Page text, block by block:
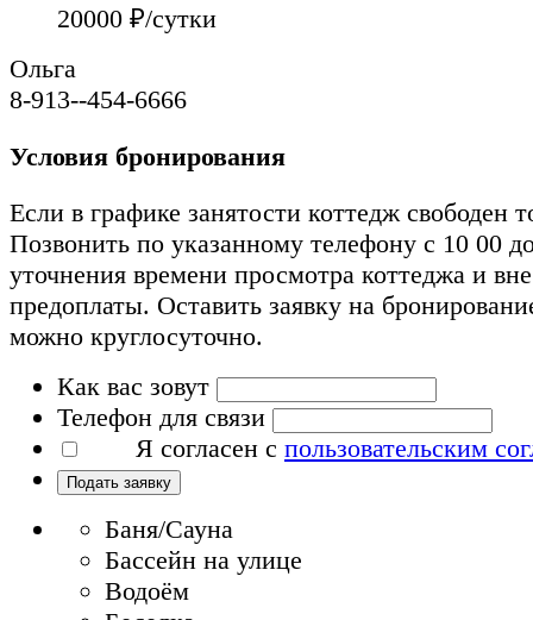
20000 ₽/сутки
Ольга
8-913--454-6666
Условия бронирования
Если в графике занятости коттедж свободен
Позвонить по указанному телефону с 10 00
уточнения времени просмотра коттеджа и
предоплаты. Оставить заявку на
можно круглосуточно.
Как вас зовут
Телефон для связи
Я согласен с пользовательским
Подать заявку
Баня/Сауна
Бассейн на улице
Водоём